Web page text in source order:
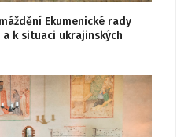
Ekumenické rady
k situaci ukrajinských